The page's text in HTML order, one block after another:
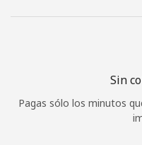
Sin
Pagas sólo los minutos